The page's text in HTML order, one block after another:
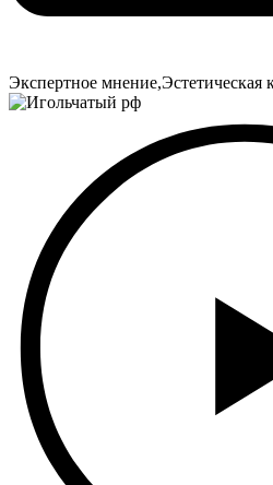
Экспертное мнение,Эстетическая